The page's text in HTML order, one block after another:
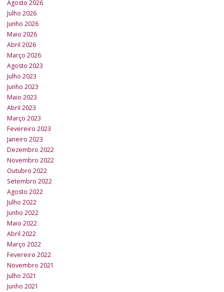
Agosto 2026
Julho 2026
Junho 2026
Maio 2026
Abril 2026
Março 2026
Agosto 2023
Julho 2023
Junho 2023
Maio 2023
Abril 2023
Março 2023
Fevereiro 2023
Janeiro 2023
Dezembro 2022
Novembro 2022
Outubro 2022
Setembro 2022
Agosto 2022
Julho 2022
Junho 2022
Maio 2022
Abril 2022
Março 2022
Fevereiro 2022
Novembro 2021
Julho 2021
Junho 2021